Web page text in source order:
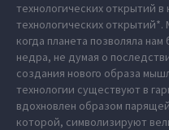
технологических открытий
технологических
когда планета позволяла
недра, не думая о
создания нового образа
технологии существуют в
вдохновлен образом
которой, символизируют